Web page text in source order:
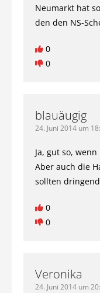
Neumarkt hat
den den NS-
0
0
blauäugig
24. Juni 2014 um
Ja, gut so,
Aber auch die
sollten
0
0
Veronika
24. Juni 2014 um